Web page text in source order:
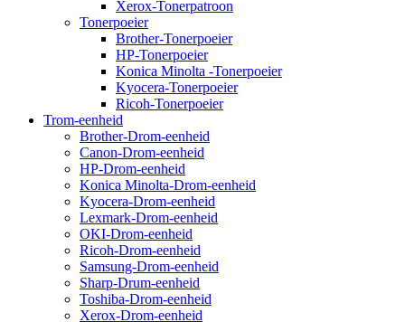
Xerox-Tonerpatroon
Tonerpoeier
Brother-Tonerpoeier
HP-Tonerpoeier
Konica Minolta -Tonerpoeier
Kyocera-Tonerpoeier
Ricoh-Tonerpoeier
Trom-eenheid
Brother-Drom-eenheid
Canon-Drom-eenheid
HP-Drom-eenheid
Konica Minolta-Drom-eenheid
Kyocera-Drom-eenheid
Lexmark-Drom-eenheid
OKI-Drom-eenheid
Ricoh-Drom-eenheid
Samsung-Drom-eenheid
Sharp-Drum-eenheid
Toshiba-Drom-eenheid
Xerox-Drom-eenheid